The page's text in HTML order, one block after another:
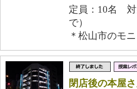
定員：10名 対
で）
＊松山市のモ
閉店後の本屋